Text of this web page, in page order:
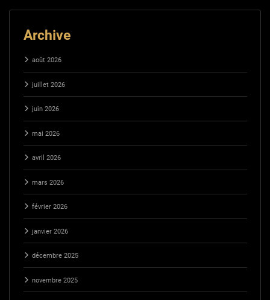
Archive
août 2026
juillet 2026
juin 2026
mai 2026
avril 2026
mars 2026
février 2026
janvier 2026
décembre 2025
novembre 2025